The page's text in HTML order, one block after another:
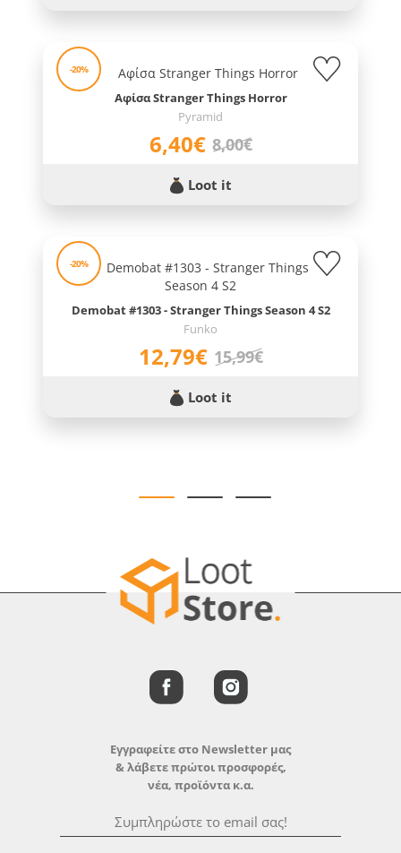
-20%
Αφίσα Stranger Things Horror
Pyramid
6,40€ 8,00€
Loot it
-20%
Demobat #1303 - Stranger Things Season 4 S2
Funko
12,79€ 15,99€
Loot it
Εγγραφείτε στο Newsletter μας
& λάβετε πρώτοι προσφορές,
νέα, προϊόντα κ.α.